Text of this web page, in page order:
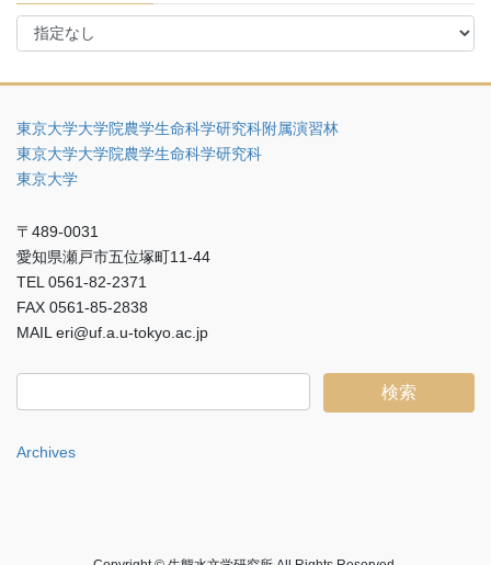
東京大学大学院農学生命科学研究科附属演習林
東京大学大学院農学生命科学研究科
東京大学
〒489-0031
愛知県瀬戸市五位塚町11-44
TEL 0561-82-2371
FAX 0561-85-2838
MAIL eri@uf.a.u-tokyo.ac.jp
Archives